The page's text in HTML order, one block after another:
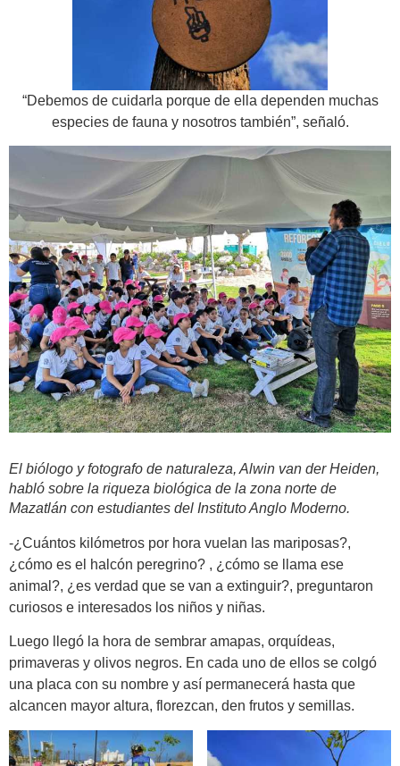
“Debemos de cuidarla porque de ella dependen muchas
especies de fauna y nosotros también”, señaló.
El biólogo y fotografo de naturaleza, Alwin van der Heiden,
habló sobre la riqueza biológica de la zona norte de
Mazatlán con estudiantes del Instituto Anglo Moderno.
-¿Cuántos kilómetros por hora vuelan las mariposas?,
¿cómo es el halcón peregrino? , ¿cómo se llama ese
animal?, ¿es verdad que se van a extinguir?, preguntaron
curiosos e interesados los niños y niñas.
Luego llegó la hora de sembrar amapas, orquídeas,
primaveras y olivos negros. En cada uno de ellos se colgó
una placa con su nombre y así permanecerá hasta que
alcancen mayor altura, florezcan, den frutos y semillas.